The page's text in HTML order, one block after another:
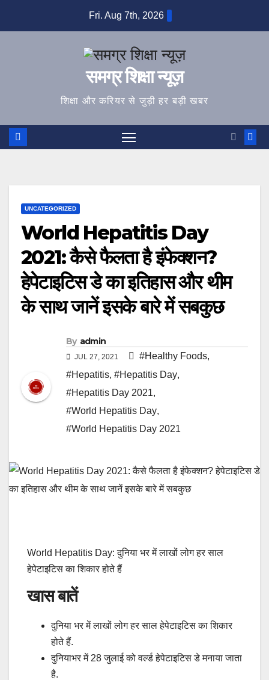
Fri. Aug 7th, 2026
समग्र शिक्षा न्यूज़
शिक्षा और करियर से जुड़ी हर बड़ी खबर
UNCATEGORIZED
World Hepatitis Day
2021: कैसे फैलता है इंफेक्शन?
हेपेटाइटिस डे का इतिहास और थीम
के साथ जानें इसके बारे में सबकुछ
By admin
JUL 27, 2021 #Healthy Foods,
#Hepatitis, #Hepatitis Day,
#Hepatitis Day 2021,
#World Hepatitis Day,
#World Hepatitis Day 2021
World Hepatitis Day: दुनिया भर में लाखों लोग हर साल
हेपेटाइटिस का शिकार होते हैं
खास बातें
दुनिया भर में लाखों लोग हर साल हेपेटाइटिस का शिकार
होते हैं.
दुनियाभर में 28 जुलाई को वर्ल्ड हेपेटाइटिस डे मनाया जाता
है.